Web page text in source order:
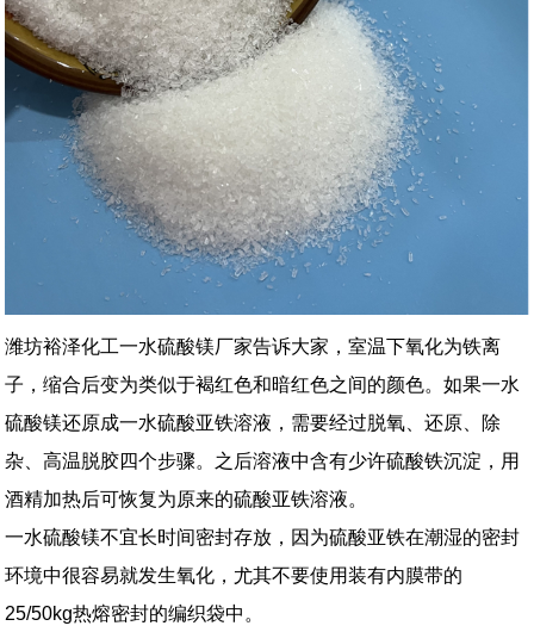
潍坊裕泽化工一水硫酸镁厂家告诉大家，室温下氧化为铁离
子，缩合后变为类似于褐红色和暗红色之间的颜色。如果一水
硫酸镁还原成一水硫酸亚铁溶液，需要经过脱氧、还原、除
杂、高温脱胶四个步骤。之后溶液中含有少许硫酸铁沉淀，用
酒精加热后可恢复为原来的硫酸亚铁溶液。
一水硫酸镁不宜长时间密封存放，因为硫酸亚铁在潮湿的密封
环境中很容易就发生氧化，尤其不要使用装有内膜带的
25/50kg热熔密封的编织袋中。